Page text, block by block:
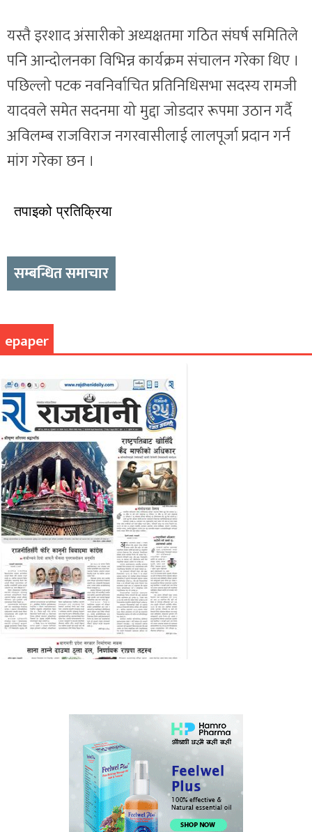
यस्तै इरशाद अंसारीको अध्यक्षतमा गठित संघर्ष समितिले
पनि आन्दोलनका विभिन्न कार्यक्रम संचालन गरेका थिए ।
पछिल्लो पटक नवनिर्वाचित प्रतिनिधिसभा सदस्य रामजी
यादवले समेत सदनमा यो मुद्दा जोडदार रूपमा उठान गर्दै
अविलम्ब राजविराज नगरवासीलाई लालपूर्जा प्रदान गर्न
मांग गरेका छन ।
तपाइको प्रतिक्रिया
सम्बन्धित समाचार
epaper